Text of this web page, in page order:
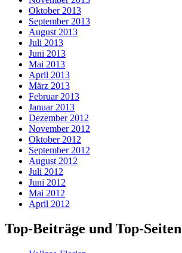
Oktober 2013
September 2013
August 2013
Juli 2013
Juni 2013
Mai 2013
April 2013
März 2013
Februar 2013
Januar 2013
Dezember 2012
November 2012
Oktober 2012
September 2012
August 2012
Juli 2012
Juni 2012
Mai 2012
April 2012
Top-Beiträge und Top-Seiten